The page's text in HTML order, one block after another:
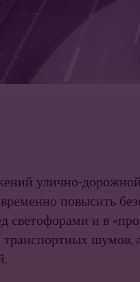
улично-
повысить
светофорами и в
шумов,